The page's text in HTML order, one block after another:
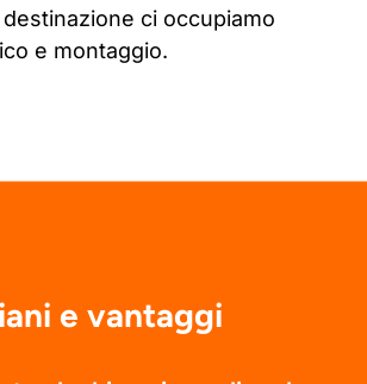
ci occupiamo
e montaggio.
e vantaggi